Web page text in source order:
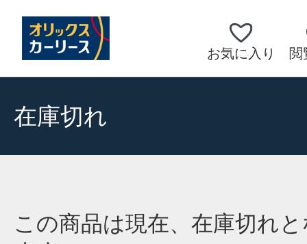
お気に入り 閲
在庫切れ
この商品は現在、在庫切れ